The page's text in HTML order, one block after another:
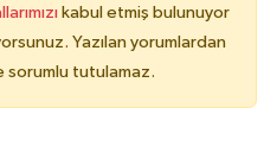
kabul etmiş bulunuyor
Yazılan yorumlardan
sorumlu tutulamaz.